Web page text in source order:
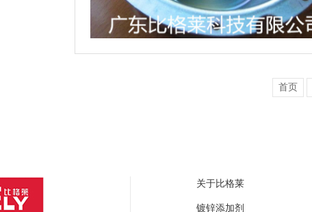
首页
关于比格莱
镀锌添加剂